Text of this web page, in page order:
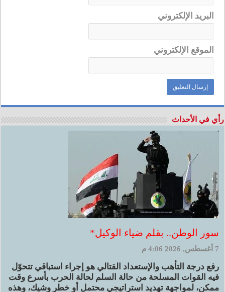
البريد الإلكتروني
الموقع الإلكتروني
رأي في الأحداث
سور الوطن.. بقلم ضياء الوكيل*
7 أغسطس, 2026 4:06 م
رفع درجة التأهب والإستعداد القتالي هو إجراء استباقي تتحوّل
فيه القوات المسلحة من حالة السلم لحالة الحرب بأسرع وقت
ممكن، لمواجهة تهديد استراتيجي محتمل أو خطرٍ وشيك، وهذه